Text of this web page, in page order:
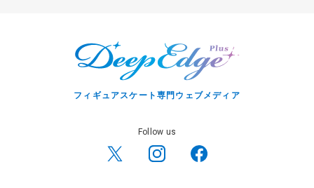
フィギュアスケート専門ウェブメディア
Follow us